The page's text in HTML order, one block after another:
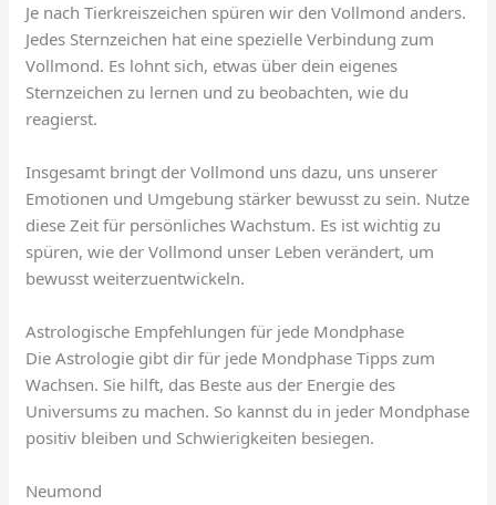
Je nach Tierkreiszeichen spüren wir den Vollmond anders.
Jedes Sternzeichen hat eine spezielle Verbindung zum
Vollmond. Es lohnt sich, etwas über dein eigenes
Sternzeichen zu lernen und zu beobachten, wie du
reagierst.
Insgesamt bringt der Vollmond uns dazu, uns unserer
Emotionen und Umgebung stärker bewusst zu sein. Nutze
diese Zeit für persönliches Wachstum. Es ist wichtig zu
spüren, wie der Vollmond unser Leben verändert, um
bewusst weiterzuentwickeln.
Astrologische Empfehlungen für jede Mondphase
Die Astrologie gibt dir für jede Mondphase Tipps zum
Wachsen. Sie hilft, das Beste aus der Energie des
Universums zu machen. So kannst du in jeder Mondphase
positiv bleiben und Schwierigkeiten besiegen.
Neumond